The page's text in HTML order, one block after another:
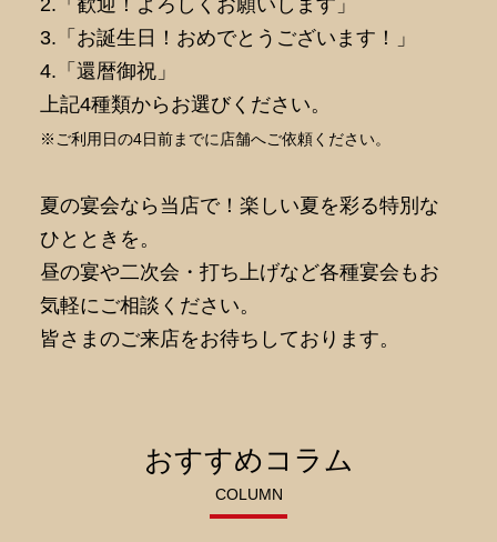
3.「お誕生日！おめでとうございます！」
4.「還暦御祝」
上記4種類からお選びください。
※ご利用日の4日前までに店舗へご依頼ください。
夏の宴会なら当店で！楽しい夏を彩る特別な
ひとときを。
昼の宴や二次会・打ち上げなど各種宴会もお
気軽にご相談ください。
皆さまのご来店をお待ちしております。
おすすめコラム
COLUMN